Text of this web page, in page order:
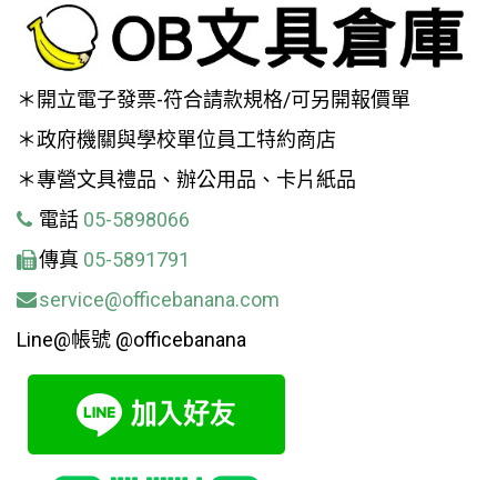
＊開立電子發票-符合請款規格/可另開報價單
＊政府機關與學校單位員工特約商店
＊專營文具禮品、辦公用品、卡片紙品
電話 05-5898066
傳真 05-5891791
service@officebanana.com
Line@帳號 @officebanana